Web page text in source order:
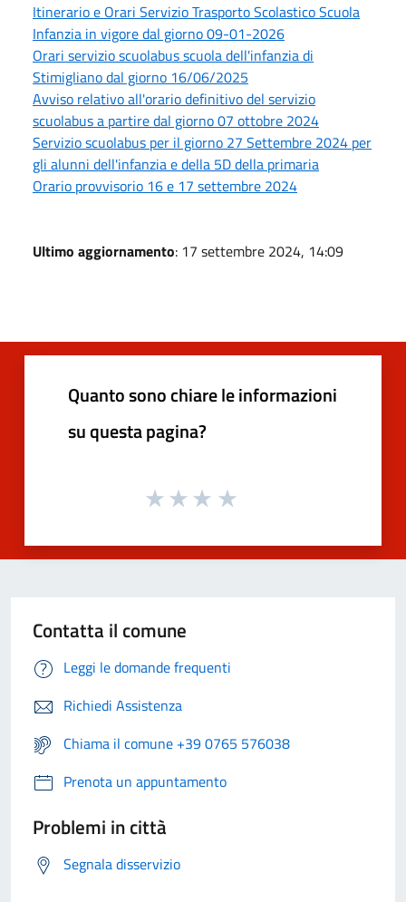
Itinerario e Orari Servizio Trasporto Scolastico Scuola
Infanzia in vigore dal giorno 09-01-2026
Orari servizio scuolabus scuola dell'infanzia di
Stimigliano dal giorno 16/06/2025
Avviso relativo all'orario definitivo del servizio
scuolabus a partire dal giorno 07 ottobre 2024
Servizio scuolabus per il giorno 27 Settembre 2024 per
gli alunni dell'infanzia e della 5D della primaria
Orario provvisorio 16 e 17 settembre 2024
Ultimo aggiornamento: 17 settembre 2024, 14:09
Quanto sono chiare le informazioni
su questa pagina?
Contatta il comune
Leggi le domande frequenti
Richiedi Assistenza
Chiama il comune +39 0765 576038
Prenota un appuntamento
Problemi in città
Segnala disservizio